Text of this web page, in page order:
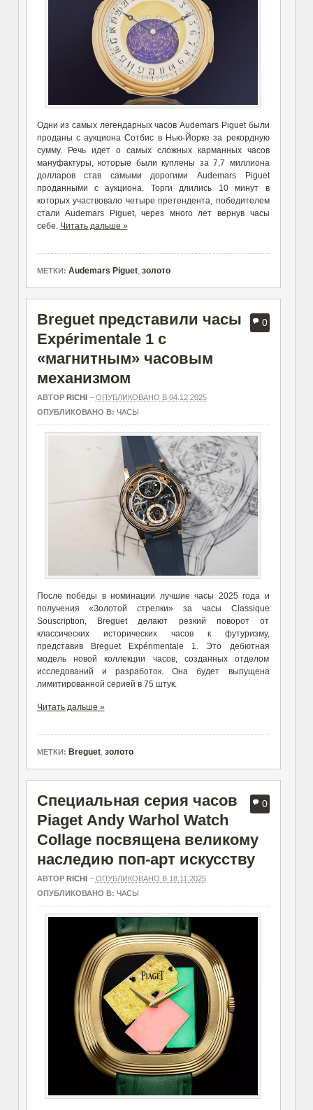
Одни из самых легендарных часов Audemars Piguet были
проданы с аукциона Сотбис в Нью-Йорке за рекордную
сумму. Речь идет о самых сложных карманных часов
мануфактуры, которые были куплены за 7,7 миллиона
долларов став самыми дорогими Audemars Piguet
проданными с аукциона. Торги длились 10 минут в
которых участвовало четыре претендента, победителем
стали Audemars Piguet, через много лет вернув часы
себе. Читать дальше »
МЕТКИ: Audemars Piguet, золото
0
Breguet представили часы
Expérimentale 1 с
«магнитным» часовым
механизмом
АВТОР RICHI – ОПУБЛИКОВАНО В 04.12.2025
ОПУБЛИКОВАНО В: ЧАСЫ
После победы в номинации лучшие часы 2025 года и
получения «Золотой стрелки» за часы Classique
Souscription, Breguet делают резкий поворот от
классических исторических часов к футуризму,
представив Breguet Expérimentale 1. Это дебютная
модель новой коллекции часов, созданных отделом
исследований и разработок. Она будет выпущена
лимитированной серией в 75 штук.
Читать дальше »
МЕТКИ: Breguet, золото
0
Специальная серия часов
Piaget Andy Warhol Watch
Collage посвящена великому
наследию поп-арт искусству
АВТОР RICHI – ОПУБЛИКОВАНО В 18.11.2025
ОПУБЛИКОВАНО В: ЧАСЫ